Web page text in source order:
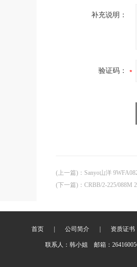
补充说明：
验证码：
(上一篇) ： Sanyo山洋
(下一篇) ： CRBB/2-225/088M
首页 公司简介 资质证书
联系人：韩小姐 邮箱：